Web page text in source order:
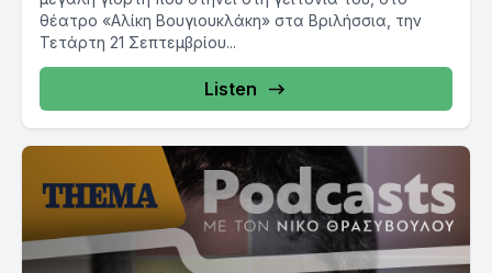
θέατρο «Αλίκη Βουγιουκλάκη» στα Βριλήσσια, την
Τετάρτη 21 Σεπτεμβρίου...
Listen